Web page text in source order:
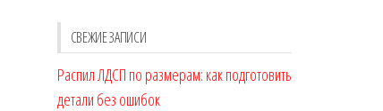
СВЕЖИЕ ЗАПИСИ
Распил ЛДСП по размерам: как подготовить
детали без ошибок